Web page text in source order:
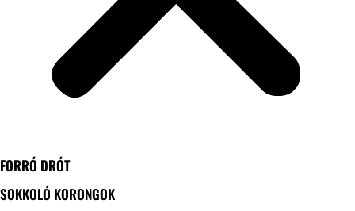
FORRÓ DRÓT
SOKKOLÓ KORONGOK